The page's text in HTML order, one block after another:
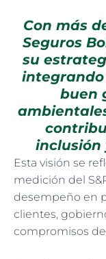
Con más
Seguros
su
integrando
buen
inclusión
Esta visión se
medición del
desempeño en
clientes,
compromisos